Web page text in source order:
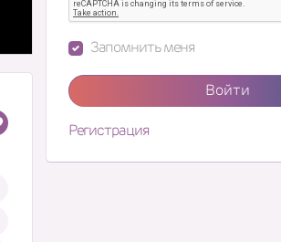
Запомнить меня
Войти
Регистрация